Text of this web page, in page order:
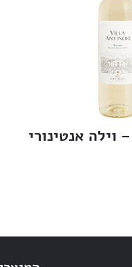
וילה אנטינורי